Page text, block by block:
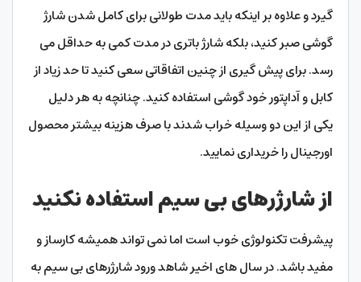
گیرد و علاوه بر اینکه باید مدت طولانی برای کامل شدن شارژ
گوشی صبر کنید، بلکه شارژ باتری در مدت کمی به حداقل می
رسد. برای پیش گیری از چنین اتفاقاتی سعی کنید تا حد زیاد از
کابل و آداپتور خود گوشی استفاده کنید. چنانچه به هر دلیل
یکی از این دو وسیله خراب شدند با صرف هزینه بیشتر محصول
اورجینال را خریداری نمایید.
از شارژرهای بی سیم استفاده نکنید
پیشرفت تکنولوژی خوب است اما نمی تواند همیشهکارساز و
مفید باشد. در سال های اخیر شاهد ورود شارژرهای بی سیم به